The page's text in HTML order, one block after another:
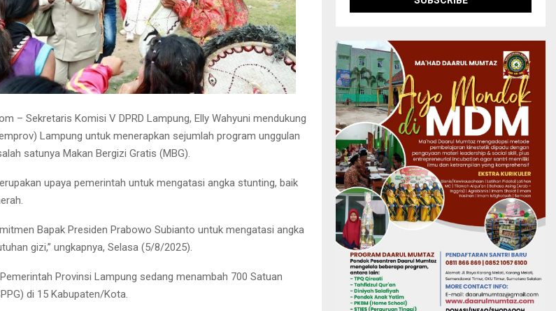
– Sekretaris Komisi V DPRD Lampung, Elly Wahyuni mendukung
Lampung untuk menerapkan sejumlah program unggulan
satunya Makan Bergizi Gratis (MBG).
upaya pemerintah untuk mengatasi angka stunting, baik
Bapak Presiden Prabowo Subianto untuk mengatasi angka
gizi,” ungkapnya, Selasa (5/8/2025).
Provinsi Lampung sedang menambah 700 Satuan
di 15 Kabupaten/Kota.